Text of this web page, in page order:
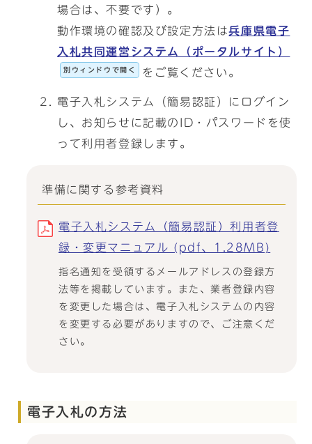
場合は、不要です）。
動作環境の確認及び設定方法は兵庫県電子
入札共同運営システム（ポータルサイト）
別ウィンドウで開く をご覧ください。
電子入札システム（簡易認証）にログイン
し、お知らせに記載のID・パスワードを使
って利用者登録します。
準備に関する参考資料
電子入札システム（簡易認証）利用者登
録・変更マニュアル (pdf、1.28MB)
指名通知を受領するメールアドレスの登録方
法等を掲載しています。また、業者登録内容
を変更した場合は、電子入札システムの内容
を変更する必要がありますので、ご注意くだ
さい。
電子入札の方法